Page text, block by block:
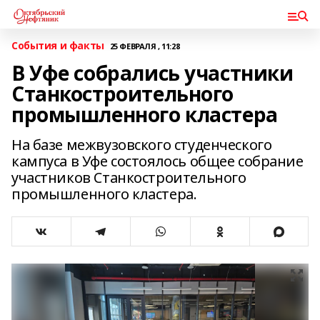
События и факты 25 ФЕВРАЛЯ , 11:28
В Уфе собрались участники
Станкостроительного
промышленного кластера
На базе межвузовского студенческого
кампуса в Уфе состоялось общее собрание
участников Станкостроительного
промышленного кластера.